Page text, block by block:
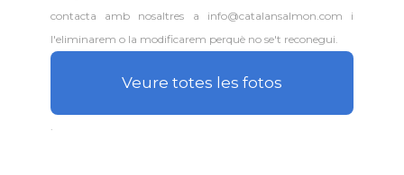
contacta amb nosaltres a info@catalansalmon.com i
l'eliminarem o la modificarem perquè no se't reconegui.
Veure totes les fotos